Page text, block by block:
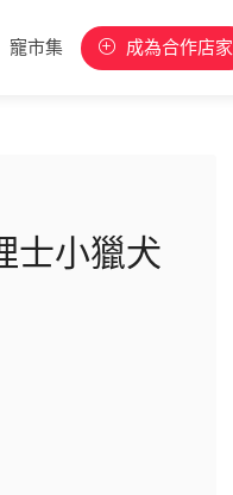
寵市集 成為合作店家
士小獵犬